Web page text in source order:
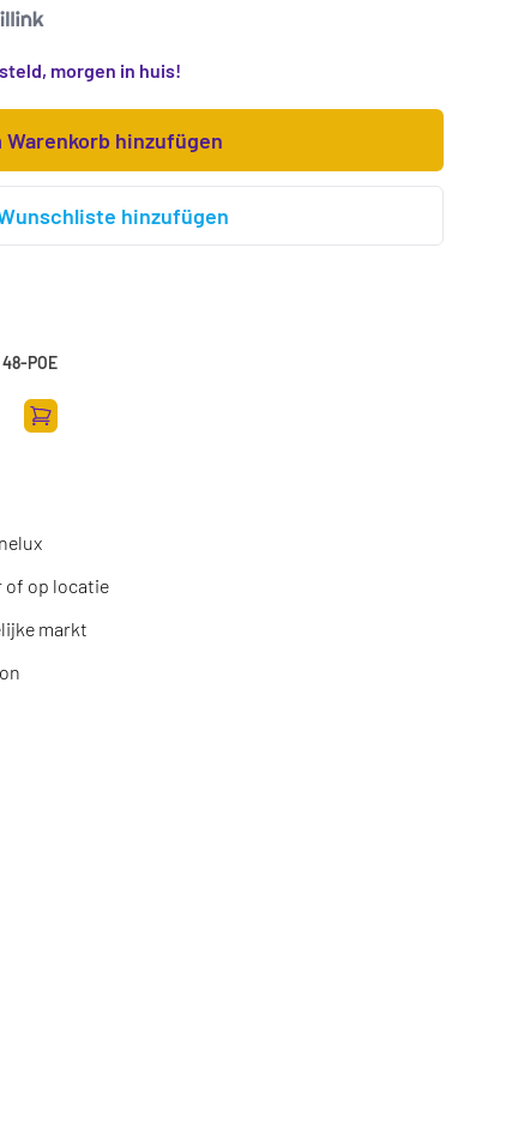
morgen in huis!
Warenkorb hinzufügen
hinzufügen
POE
Zum Warenkorb hinzufügen
of op locatie
markt